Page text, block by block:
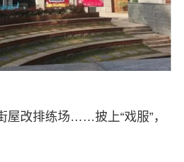
屋改排练场……披上“戏服”，